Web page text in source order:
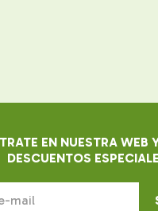
EN NUESTRA WEB
DESCUENTOS